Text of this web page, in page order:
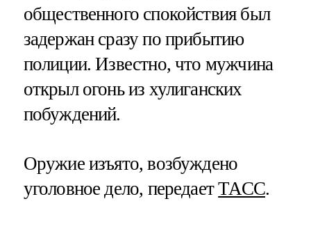
общественного спокойствия был
задержан сразу по прибытию
полиции. Известно, что мужчина
открыл огонь из хулиганских
побуждений.
Оружие изъято, возбуждено
уголовное дело, передаетТАСС.